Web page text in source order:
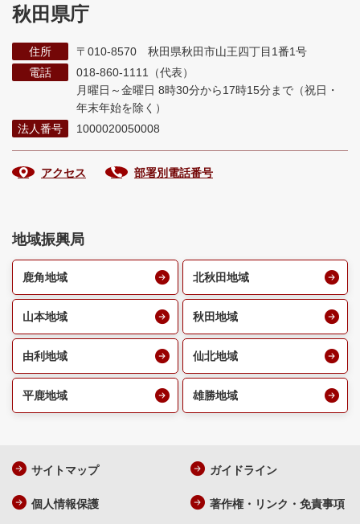
秋田県庁
住所
〒010-8570 秋田県秋田市山王四丁目1番1号
電話
018-860-1111（代表）
月曜日～金曜日 8時30分から17時15分まで （祝日・
年末年始を除く）
法人番号
1000020050008
アクセス 部署別電話番号
地域振興局
鹿角地域 北秋田地域
山本地域 秋田地域
由利地域 仙北地域
平鹿地域 雄勝地域
サイトマップ ガイドライン
個人情報保護 著作権・リンク・免責事項